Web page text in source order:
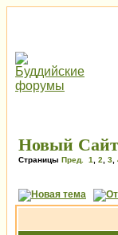
Новый Сайт
Страницы Пред. 1 2 3